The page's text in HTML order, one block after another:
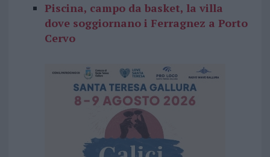
Piscina, campo da basket, la villa
dove soggiornano i Ferragnez a Porto
Cervo